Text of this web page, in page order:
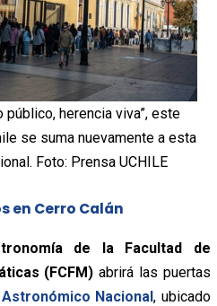
público, herencia viva”, este
se suma nuevamente a esta
Foto: Prensa UCHILE
en Cerro Calán
de la Facultad de
(FCFM) abrirá las puertas
Nacional, ubicado